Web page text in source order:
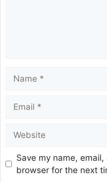
Save my name,
browser for the next